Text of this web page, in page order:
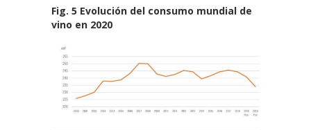
Fig. 5 Evolución del consumo mundial de
vino en 2020